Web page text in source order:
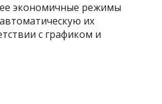
экономичные режимы
их
с графиком и